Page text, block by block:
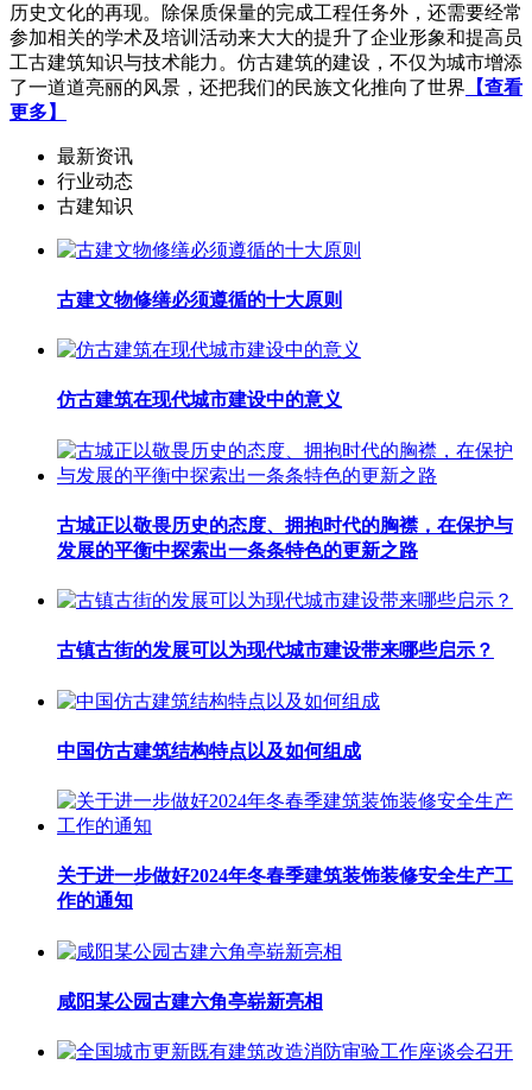
历史文化的再现。除保质保量的完成工程任务外，还需要经常
参加相关的学术及培训活动来大大的提升了企业形象和提高员
工古建筑知识与技术能力。仿古建筑的建设，不仅为城市增添
了一道道亮丽的风景，还把我们的民族文化推向了世界 【查看
更多】
最新资讯
行业动态
古建知识
古建文物修缮必须遵循的十大原则
仿古建筑在现代城市建设中的意义
古城正以敬畏历史的态度、拥抱时代的胸襟，在保护与
发展的平衡中探索出一条条特色的更新之路
古镇古街的发展可以为现代城市建设带来哪些启示？
中国仿古建筑结构特点以及如何组成
关于进一步做好2024年冬春季建筑装饰装修安全生产工
作的通知
咸阳某公园古建六角亭崭新亮相